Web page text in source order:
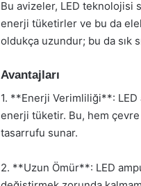
Bu avizeler, LED teknolojisi
enerji tüketirler ve bu da
oldukça uzundur; bu da sık
Avantajları
1. **Enerji Verimliliği**: LED
enerji tüketir. Bu, hem
tasarrufu sunar.
2. **Uzun Ömür**: LED